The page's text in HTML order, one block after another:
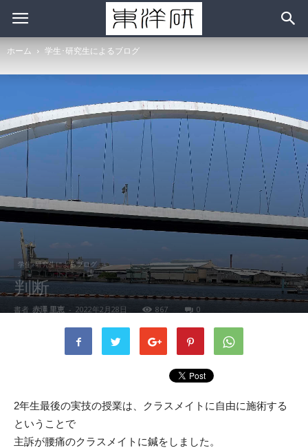
ホーム 学生･研究生によるブログ
学生･研究生によるブログ
判断
書者 赤澤 里恵 - 2022年2月28日 867 0
2年生最後の実技の授業は、クラスメイトに自由に施術する
ということで
主訴が腰痛のクラスメイトに鍼をしました。